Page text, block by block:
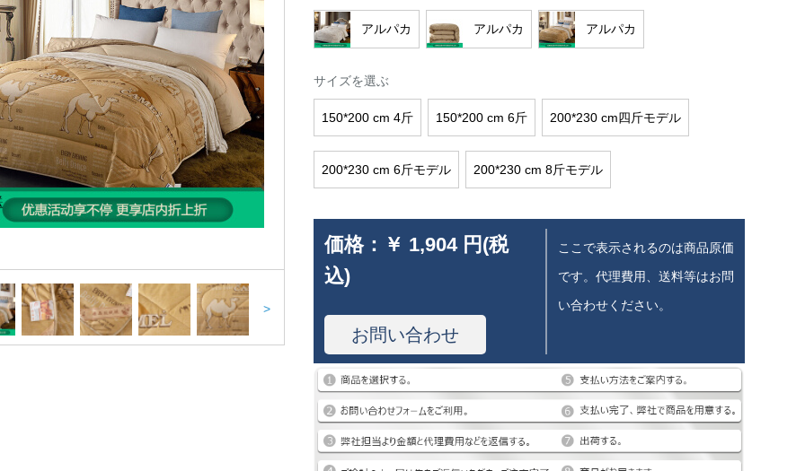
>
アルパカ アルパカ アルパカ
サイズを選ぶ
150*200 cm 4斤 150*200 cm 6斤 200*230 cm四斤モデル
200*230 cm 6斤モデル 200*230 cm 8斤モデル
価格： ￥ 1,904 円(税
込)
お問い合わせ
ここで表示されるのは商品原価
です。代理費用、送料等はお問
い合わせください。